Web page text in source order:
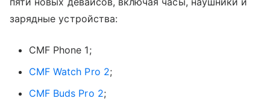
зарядные устройства:
CMF Phone 1;
CMF Watch Pro 2;
CMF Buds Pro 2;